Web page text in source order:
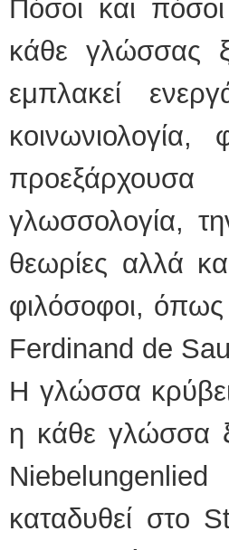
Πόσοι και
κάθε γλώσσας
εμπλακεί
γλωσσολογία,
θεωρίες αλλά
φιλόσοφοι,
Ferdinand de
Η γλώσσα
η κάθε γλώσσα
καταδυθεί στo